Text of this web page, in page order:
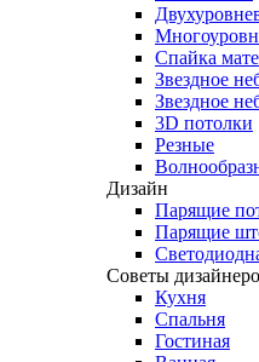
Спайка
Звездное
Звездное
3D потолки
Резные
Дизайн
Парящие
Парящие
Советы
Кухня
Спальня
Гостиная